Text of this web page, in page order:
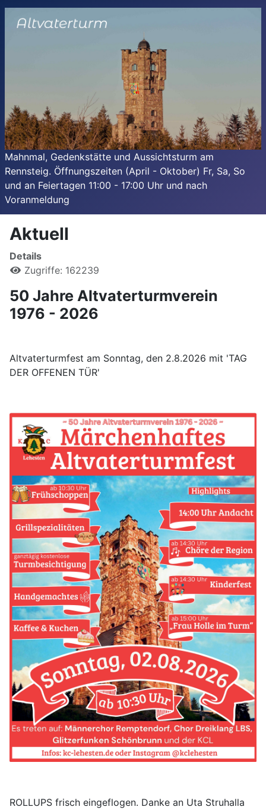
Mahnmal, Gedenkstätte und Aussichtsturm am
Rennsteig. Öffnungszeiten (April - Oktober) Fr, Sa, So
und an Feiertagen 11:00 - 17:00 Uhr und nach
Voranmeldung
Aktuell
Details
Zugriffe: 162239
50 Jahre Altvaterturmverein
1976 - 2026
Altvaterturmfest am Sonntag, den 2.8.2026 mit 'TAG
DER OFFENEN TÜR'
ROLLUPS frisch eingeflogen. Danke an Uta Struhalla